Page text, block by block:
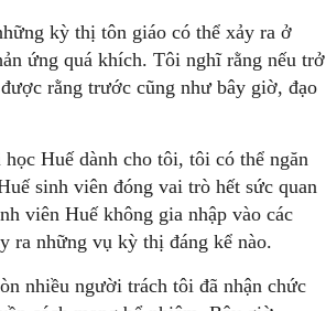
kỳ thị tôn giáo có thể xảy ra ở
ứng quá khích. Tôi nghĩ rằng nếu trở
rằng trước cũng như bây giờ, đạo
Huế dành cho tôi, tôi có thể ngăn
sinh viên đóng vai trò hết sức quan
viên Huế không gia nhập vào các
ra những vụ kỳ thị đáng kể nào.
nhiều người trách tôi đã nhận chức